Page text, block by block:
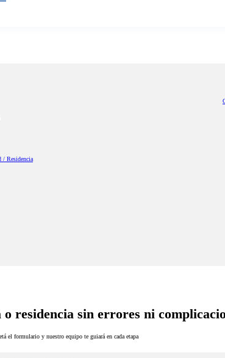
/ Residencia
residencia sin errores ni
el formulario y nuestro equipo te guiará en cada etapa